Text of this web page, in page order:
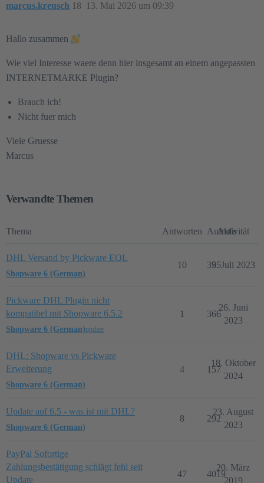
marcus.kreusch 13. Mai 2026 um 09:39
18
Hallo zusammen
Wie viel Interesse waere denn hier insgesamt an einem angepassten
INTERNETMARKE Plugin?
Brauch ich!
Nicht fuer mich
Viele Gruesse
Marcus
Verwandte Themen
Thema Antworten Aufrufe
Aktivität
DHL Versand by Pickware EOL
Shopware 6 (German)
10 395
5. Juli 2023
Pickware DHL Plugin nicht
kompatibel mit Shopware 6.5.2
Shopware 6 (German)update
1 366
26. Juni
2023
DHL: Shopware vs Pickware
Erweiterung
Shopware 6 (German)
4 157
18. Oktober
2024
Update auf 6.5 - was ist mit DHL?
Shopware 6 (German)
8 292
23. August
2023
PayPal Sofortige
Zahlungsbestätigung schlägt fehl seit
Update
47 4019
20. März
2019